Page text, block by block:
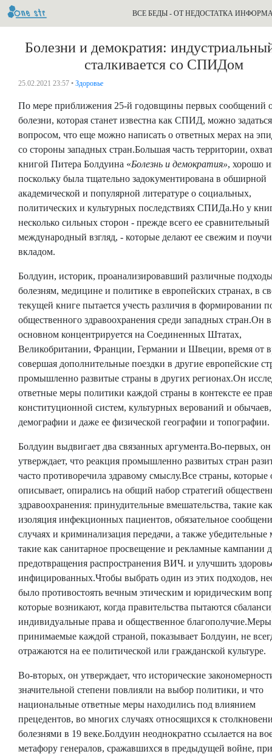
ВСЕ БЕДЫ - ОТ НЕДОСТАТКА
Болезни и демократия:
сталкивается со СПИДом
25.02.2021 23:57 • Здоровье
По мере приближения 25-й годовщины первых сообщений
болезни, которая станет известна как СПИД, можно задаться
вопросом, что еще можно написать о ответных мерах на
со стороны западных стран.Большая часть территории,
книгой Питера Болдуина «Болезнь и демократия», хорошо
поскольку была тщательно задокументирована в обширной
академической и популярной литературе о социальных,
политических и культурных последствиях СПИДа.Но у
несколько сильных сторон - прежде всего ее сравнительный
международный взгляд, - которые делают ее свежим и
вкладом.
Болдуин, историк, проанализировавший различные
болезням, медицине и политике в европейских странах, в
текущей книге пытается учесть различия в формировании
общественного здравоохранения среди западных стран.Он в
основном концентрируется на Соединенных Штатах,
Великобритании, Франции, Германии и Швеции, время от
совершая дополнительные поездки в другие европейские
промышленно развитые страны в других регионах.Он
ответные меры политики каждой страны в контексте ее
конституционной систем, культурных верований и обычаев,
демографии и даже ее физической географии и топографии.
Болдуин выдвигает два связанных аргумента.Во-первых, он
утверждает, что реакция промышленно развитых стран
часто противоречила здравому смыслу.Все страны, которые
описывает, опирались на общий набор стратегий
здравоохранения: принудительные вмешательства, такие как
изоляция инфекционных пациентов, обязательное
случаях и криминализация передачи, а также убедительные
такие как санитарное просвещение и рекламные кампании
предотвращения распространения ВИЧ. и улучшить
инфицированных.Чтобы выбрать один из этих подходов,
было противостоять вечным этическим и юридическим
которые возникают, когда правительства пытаются
индивидуальные права и общественное
принимаемые каждой страной, показывает Болдуин, не
отражаются на ее политической или гражданской культуре.
Во-вторых, он утверждает, что исторические
значительной степени повлияли на выбор политики, и что
национальные ответные меры находились под влиянием
прецедентов, во многих случаях относящихся к
болезнями в 19 веке.Болдуин неоднократно ссылается на
метафору генералов, сражавшихся в предыдущей войне,